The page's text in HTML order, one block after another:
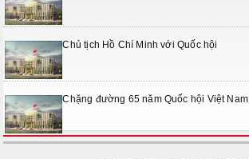
Chủ tịch Hồ Chí Minh với Quốc hội
Chặng đường 65 năm Quốc hội Việt Nam